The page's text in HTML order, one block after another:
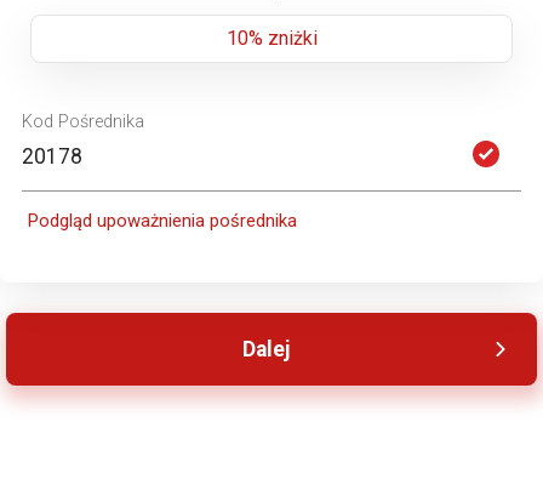
10% zniżki
Kod Pośrednika
Podgląd upoważnienia pośrednika